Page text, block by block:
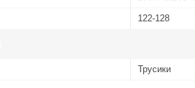
122-128
Трусики